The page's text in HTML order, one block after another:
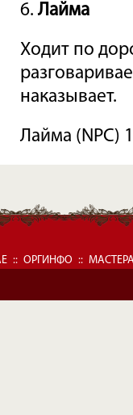
6.Лайма
Ходит по
наказывает.
Лайма (NPC)
:: ОРГИНФО ::